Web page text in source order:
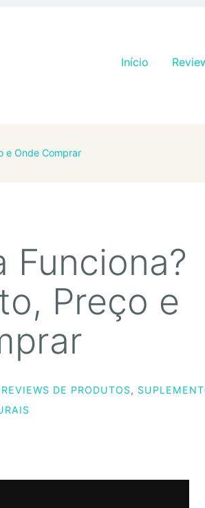
Pular para o
Início
e Onde Comprar
Funciona?
Preço e
REVIEWS DE PRODUTOS,